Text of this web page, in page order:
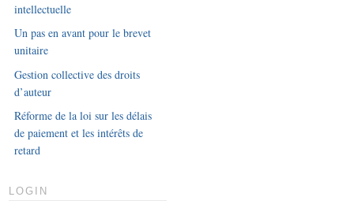
intellectuelle
Un pas en avant pour le brevet
unitaire
Gestion collective des droits
d’auteur
Réforme de la loi sur les délais
de paiement et les intérêts de
retard
LOGIN